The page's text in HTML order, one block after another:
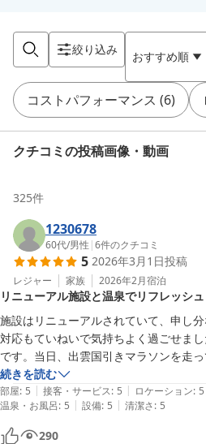
絞り込み おすすめ順
コストパフォーマンス (6)
クチコミの投稿画像・動画
325件
1230678
60代/男性 |6件のクチコミ
5 2026年3月1日投稿
レジャー 家族 2026年2月宿泊
リニューアル施設と温泉でリフレッシュ
施設はリニューアルされていて、申し
対応もていねいで気持ちよく過ごせま
です。当日、出雲国引きマラソンを走
ことができました。また、利用させてき
続きを読む
部屋: 5 | 接客・サービス: 5 | ロケーション: 5
温泉・お風呂: 5 | 設備: 5 | 清潔さ: 5
290